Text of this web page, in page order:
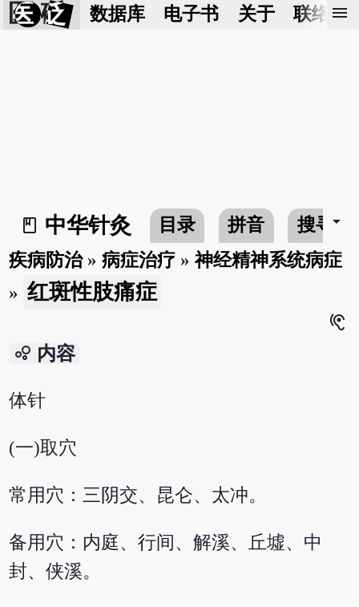
医 砭 数据库 电子书 关于 联络我
menu
book_2
中华针灸 目录 拼音 搜寻arrow_drop_down
疾病防治»病症治疗 »神经精神系统病症
» 红斑性肢痛症
hearing
bubble_chart 内容
体针
(一)取穴
常用穴：三阴交、昆仑、太冲。
备用穴：内庭、行间、解溪、丘墟、中
封、侠溪。